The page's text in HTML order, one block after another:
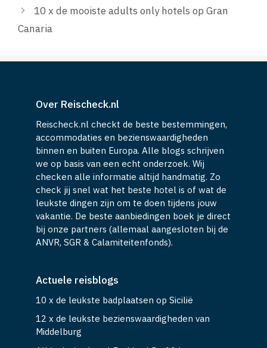
10 x de mooiste adults only hotels op Gran
Canaria
Over Reischeck.nl
Reischeck.nl checkt de beste bestemmingen,
accommodaties en bezienswaardigheden
binnen en buiten Europa. Alle blogs schrijven
we op basis van een echt onderzoek. Wij
checken alle informatie altijd handmatig. Zo
check jij snel wat het beste hotel is of wat de
leukste dingen zijn om te doen tijdens jouw
vakantie. De beste aanbiedingen boek je direct
bij onze partners (allemaal aangesloten bij de
ANVR, SGR & Calamiteitenfonds).
Actuele reisblogs
10 x de leukste badplaatsen op Sicilië
12 x de leukste bezienswaardigheden van
Middelburg